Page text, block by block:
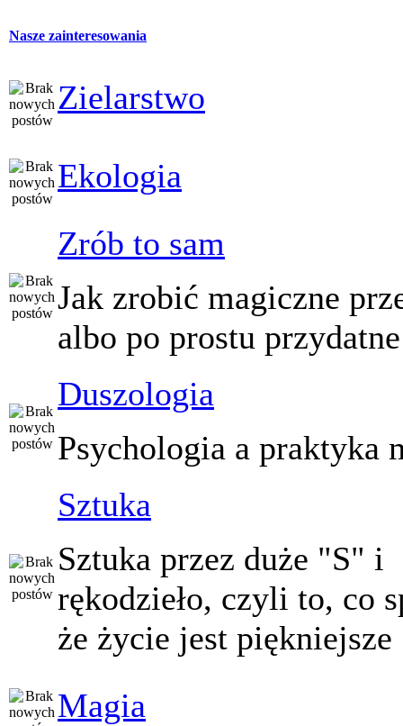
Nasze zainteresowania
Zielarstwo
Ekologia
Zrób to sam
Jak zrobić magiczne
albo po prostu
Duszologia
Psychologia a praktyka
Sztuka
Sztuka przez duże "S" i
rękodzieło, czyli to, co
że życie jest piękniejsze
Magia